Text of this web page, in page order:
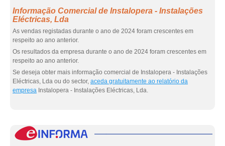
Informação Comercial de Instalopera - Instalações
Eléctricas, Lda
As vendas registadas durante o ano de 2024 foram crescentes em
respeito ao ano anterior.
Os resultados da empresa durante o ano de 2024 foram crescentes em
respeito ao ano anterior.
Se deseja obter mais informação comercial de Instalopera - Instalações
Eléctricas, Lda ou do sector, aceda gratuitamente ao relatório da
empresa Instalopera - Instalações Eléctricas, Lda.